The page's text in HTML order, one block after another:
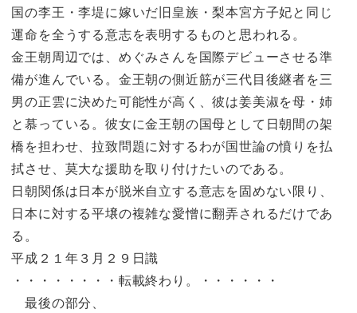
国の李王・李堤に嫁いだ旧皇族・梨本宮方子妃と同じ
運命を全うする意志を表明するものと思われる。
金王朝周辺では、めぐみさんを国際デビューさせる準
備が進んでいる。金王朝の側近筋が三代目後継者を三
男の正雲に決めた可能性が高く、彼は姜美淑を母・姉
と慕っている。彼女に金王朝の国母として日朝間の架
橋を担わせ、拉致問題に対するわが国世論の憤りを払
拭させ、莫大な援助を取り付けたいのである。
日朝関係は日本が脱米自立する意志を固めない限り、
日本に対する平壌の複雑な愛憎に翻弄されるだけであ
る。
平成２１年３月２９日識
・・・・・・・・転載終わり。・・・・・・
最後の部分、